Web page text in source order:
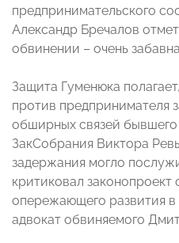
предпринимательского
Александр Бречалов
обвинении – очень
Защита Гуменюка
против предпринимателя
обширных связей
ЗакСобрания Виктора
задержания могло
критиковал законопроект
опережающего развития
адвокат обвиняемого